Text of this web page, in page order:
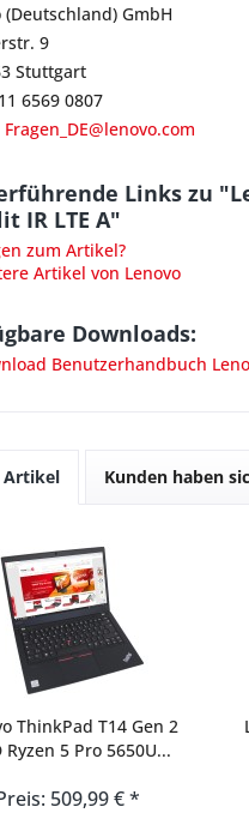
(Deutschland) GmbH
9
Stuttgart
6569 0807
Fragen_DE@lenovo.com
Links zu
IR LTE A"
zum Artikel?
Artikel von Lenovo
Downloads:
Benutzerhandbuch
Artikel Kunden haben
ThinkPad T14 Gen 2
Ryzen 5 Pro 5650U...
509,99 € *